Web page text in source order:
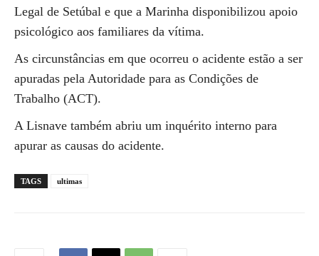
Legal de Setúbal e que a Marinha disponibilizou apoio
psicológico aos familiares da vítima.
As circunstâncias em que ocorreu o acidente estão a ser
apuradas pela Autoridade para as Condições de
Trabalho (ACT).
A Lisnave também abriu um inquérito interno para
apurar as causas do acidente.
TAGS ultimas